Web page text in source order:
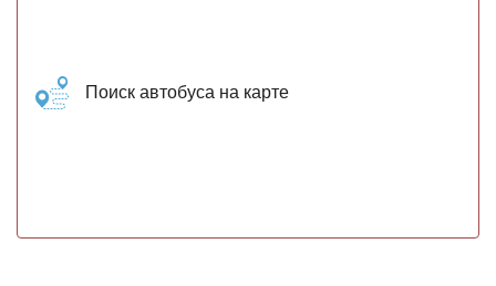
Поиск автобуса на карте